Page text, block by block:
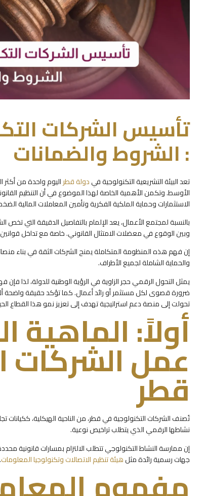
: الشروط والضمانات
تعد البيئة التشريعية التكنولوجية فيدولة قطراليوم واحدة من أكثر
الأوسط. وتكمن الأهمية الخاصة لهذا الموضوع في أن التنظيم
الاستثمارات وحماية الملكية الفكرية وتأمين المعاملات المالية
بالنسبة لمجتمع الأعمال، يعد الإلمام بالتفاصيل الدقيقة التي
وبين الوقوع في معضلات الامتثال القانوني. خاصة مع تداخل قوانين
إن فهم هذه المنظومة المتكاملة يمنح الشركات الثقة في بناء
والحماية الشاملة لجميع الأطراف.
يمثل التحول الرقمي حجر الزاوية في الرؤية الوطنية للدولة، لذا
ضرورة قصوى لكل مستثمر أو رائد أعمال. كما تؤكد حقيقة واضحة
تحولت إلى منصة دعم استراتيجية تهدف إلى تعزيز نمو هذا القطاع
أولاً: الماهية
عمل الشركات
قطر
تُصنف الشركات التكنولوجية في قطر، من الناحية الهيكلية، ككيانات
نشاطها الرقمي الذي يتطلب تراخيص نوعية.
إن ممارسة النشاط التكنولوجي تتطلب الالتزام بمسارات قانونية
جهات رسمية رائدة مثلهيئة تنظيم الاتصالات وتكنولوجيا المعلومات.